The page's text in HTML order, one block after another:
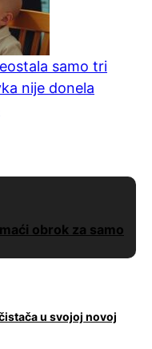
samo tri
nije donela
obrok za samo
u svojoj novoj